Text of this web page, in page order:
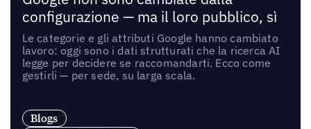
configurazione — ma il loro pubblico, sì
Le categorie e gli attributi Google hanno cambiato
lavoro: oggi sono i dati strutturati che la ricerca AI
legge per decidere se raccomandarti. Ecco come
gestirli — per sede, su larga scala.
Blogs